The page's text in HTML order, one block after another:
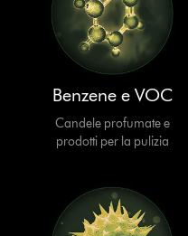
Benzene e VOC
Candele profumate e
prodotti per la pulizia